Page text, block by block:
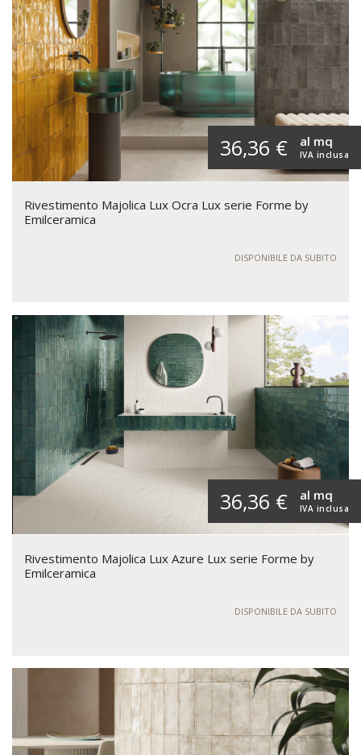
36,36 € IVA inclusa
al mq
Rivestimento Majolica Lux Ocra Lux serie Forme by
Emilceramica
DISPONIBILE DA SUBITO
36,36 € IVA inclusa
al mq
Rivestimento Majolica Lux Azure Lux serie Forme by
Emilceramica
DISPONIBILE DA SUBITO